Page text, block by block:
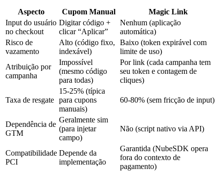
Aspecto Cupom Manual
Magic Link
Input do usuário
no checkout
Digitar código +
clicar “Aplicar”
Nenhum (aplicação
automática)
Risco de
vazamento
Alto (código fixo,
indexável)
Baixo (token expirável com
limite de uso)
Atribuição por
campanha
Impossível
(mesmo código
para todas)
Por link (cada campanha tem
seu token e contagem de
cliques)
Taxa de resgate
15-25% (típica
para cupons
manuais)
60-80% (sem fricção de input)
Dependência de
GTM
Geralmente sim
(para injetar
campo)
Não (script nativo via API)
Compatibilidade
PCI
Depende da
implementação
Garantida (NubeSDK opera
fora do contexto de
pagamento)